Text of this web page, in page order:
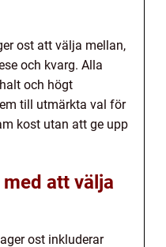
ost att välja mellan,
och kvarg. Alla
och högt
till utmärkta val för
kost utan att ge upp
att välja
ost inkluderar